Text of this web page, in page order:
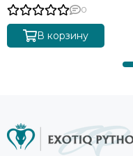
0
В корзину